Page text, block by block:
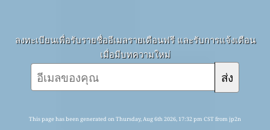
ลงทะเบียนเพื่อรับรายชื่ออีเมลรายเดือนฟรี และรับการแจ้งเตือน
เมื่อมีบทความใหม่
ส่ง
This page has been generated on Thursday, Aug 6th 2026, 17:32 pm CST from jp2n